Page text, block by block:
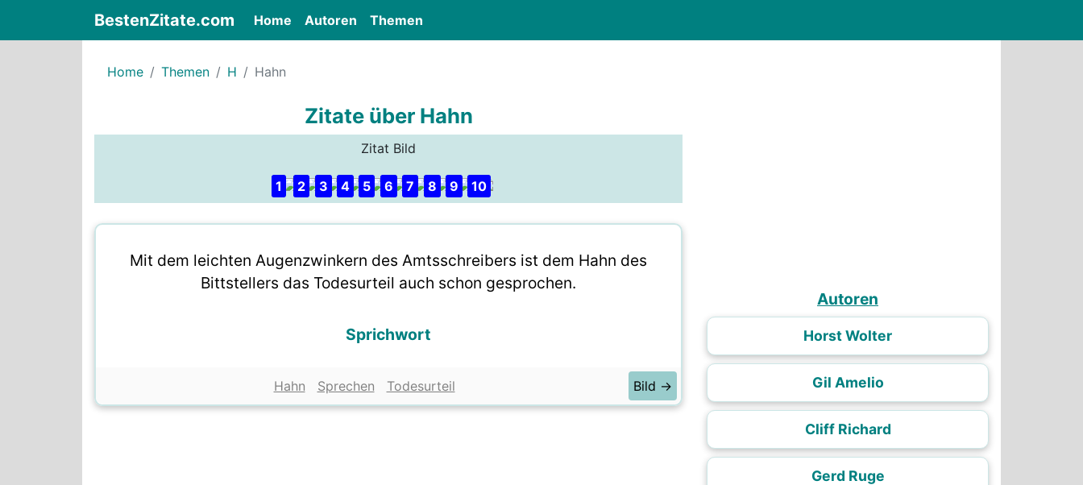
BestenZitate.com Home (current)
Autoren Themen
Home Themen H Hahn
Zitate über Hahn
Zitat Bild
1 2 3 4 5 6 7 8 9 10
Mit dem leichten Augenzwinkern des Amtsschreibers ist dem Hahn des
Bittstellers das Todesurteil auch schon gesprochen.
Sprichwort
Hahn Sprechen Todesurteil Bild →
Autoren
Horst Wolter
Gil Amelio
Cliff Richard
Gerd Ruge